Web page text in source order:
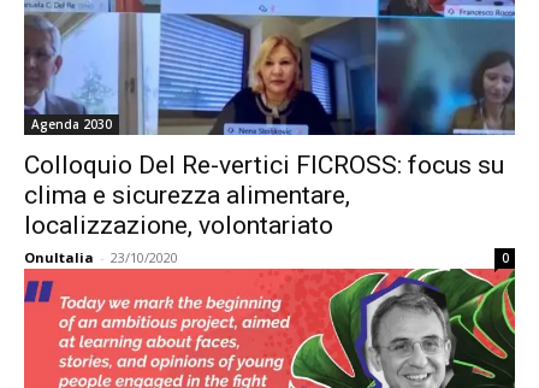
Agenda 2030
Colloquio Del Re-vertici FICROSS: focus su
clima e sicurezza alimentare,
localizzazione, volontariato
OnuItalia - 23/10/2020 0